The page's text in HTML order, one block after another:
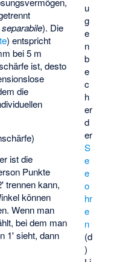
u
g
e
n
b
e
c
h
er
d
er
S
e
e
o
hr
e
n
(d
)
). Die
) entspricht
bei 5 m
ist, desto
die
ist die
Punkte
trennen kann,
können
Wenn man
bei dem man
1' sieht, dann